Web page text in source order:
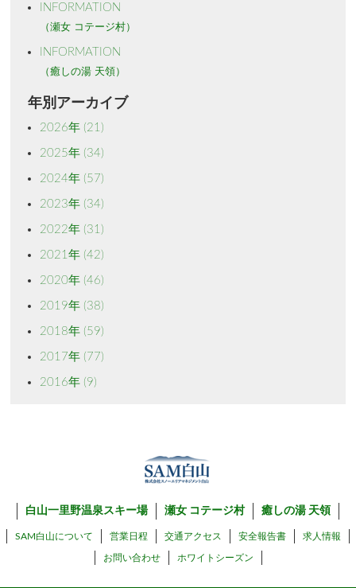
INFORMATION
（瀬女 コテージ村）
INFORMATION
（癒しの湯 天領）
年別アーカイブ
2026年 (21)
2025年 (34)
2024年 (57)
2023年 (34)
2022年 (31)
2021年 (42)
2020年 (46)
2019年 (38)
2018年 (59)
2017年 (77)
2016年 (9)
白山一里野温泉スキー場 瀬女 コテージ村 癒しの湯 天領
SAM白山について 営業日程 交通アクセス 安全報告書 求人情報
お問い合わせ ホワイトシーズン